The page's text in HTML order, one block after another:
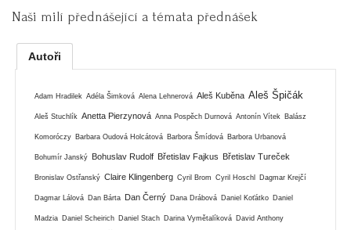
Naši milí přednášející a témata přednášek
Autoři
Adam Hradilek Adéla Šimková Alena Lehnerová Aleš Kuběna Aleš Špičák
Aleš Stuchlík Anetta Pierzynová Anna Pospěch Durnová Antonín Vítek Balász
Komoróczy Barbara Oudová Holcátová Barbora Šmídová Barbora Urbanová
Bohumír Janský Bohuslav Rudolf Břetislav Fajkus Břetislav Tureček
Bronislav Ostřanský Claire Klingenberg Cyril Brom Cyril Hoschl Dagmar Krejčí
Dagmar Lálová Dan Bárta Dan Černý Dana Drábová Daniel Koťátko Daniel
Madzia Daniel Scheirich Daniel Stach Darina Vymětalíková David Anthony